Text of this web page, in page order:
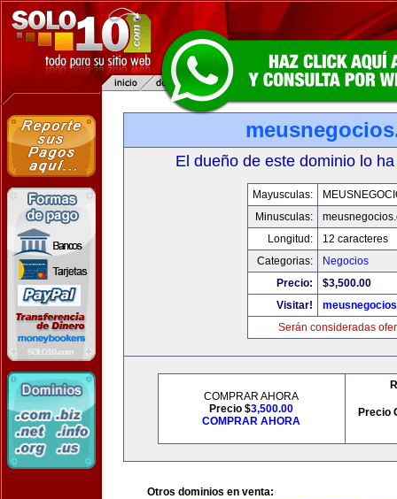
El dueño de este dominio lo
Mayusculas:
Minusculas:
Longitud:
12 caracteres
Categorias:
Negocios
Precio:
$3,500.00
Visitar!
Serán consideradas
COMPRAR AHORA
Precio $3,500.00
COMPRAR AHORA
Precio
Otros dominios en venta: